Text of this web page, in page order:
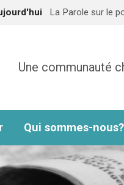
La Parole sur le
Une communauté
Qui sommes-nous?